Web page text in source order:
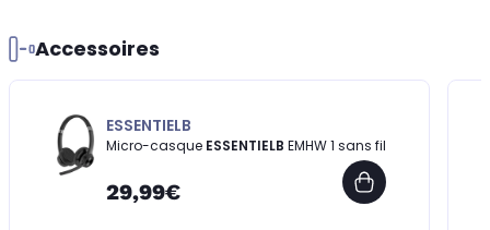
Accessoires
ESSENTIELB
Micro-casque ESSENTIELB EMHW 1 sans fil
29,99€